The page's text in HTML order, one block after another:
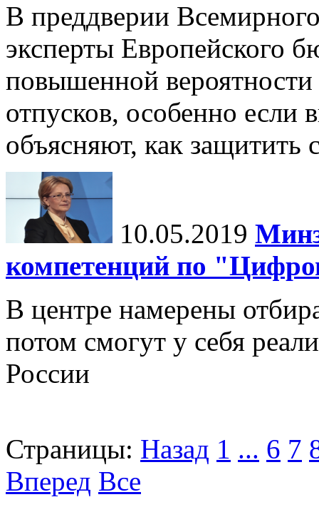
В преддверии
эксперты Европейского
повышенной вероятности
отпусков, особенно если
объясняют, как защитить
10.05.2019
компетенций по
В центре намерены
потом смогут у себя
России
Страницы: Назад 1 ... 6 7
Вперед Все